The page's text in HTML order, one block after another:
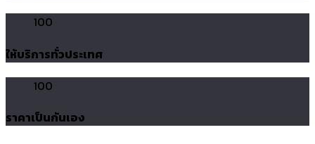
100
ให้บริการทั่วประเทศ
100
ราคาเป็นกันเอง